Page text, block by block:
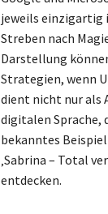
jeweils einzigartig
Streben nach
Darstellung
Strategien, wenn
dient nicht nur als
digitalen Sprache,
bekanntes
‚Sabrina – Total
entdecken.